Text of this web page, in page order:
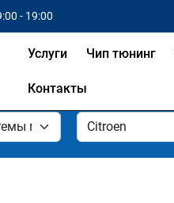
- 19:00
Услуги Чип тюнинг
Контакты